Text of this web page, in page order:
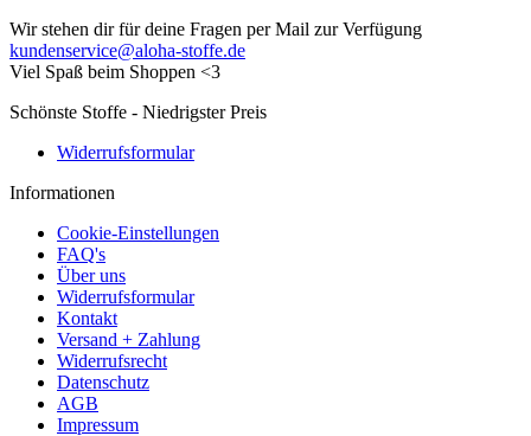
Wir stehen dir für deine Fragen per Mail zur Verfügung
kundenservice@aloha-stoffe.de
Viel Spaß beim Shoppen <3
Schönste Stoffe - Niedrigster Preis
Widerrufsformular
Informationen
Cookie-Einstellungen
FAQ's
Über uns
Widerrufsformular
Kontakt
Versand + Zahlung
Widerrufsrecht
Datenschutz
AGB
Impressum